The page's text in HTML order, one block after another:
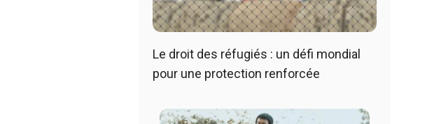
Le droit des réfugiés : un défi mondial
pour une protection renforcée